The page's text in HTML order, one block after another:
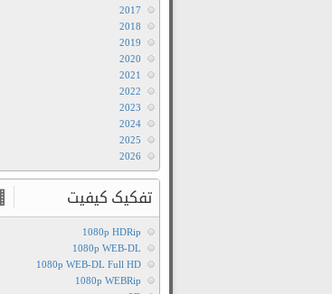
2017
2018
2019
2020
2021
2022
2023
2024
2025
2026
تفکیک کیفیت
1080p HDRip
1080p WEB-DL
1080p WEB-DL Full HD
1080p WEBRip